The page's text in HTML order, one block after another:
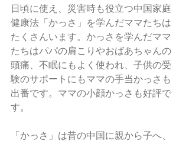
日頃に使え、災害時も役立つ中国家庭
健康法「かっさ」を学んだママたちは
たくさんいます。かっさを学んだママ
たちはパパの肩こりやおばあちゃんの
頭痛、不眠にもよく使われ、子供の受
験のサポートにもママの手当かっさも
出番です。ママの小顔かっさも好評で
す。
「かっさ」は昔の中国に親から子へ、